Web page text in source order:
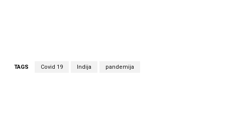
TAGS Covid 19 Indija pandemija